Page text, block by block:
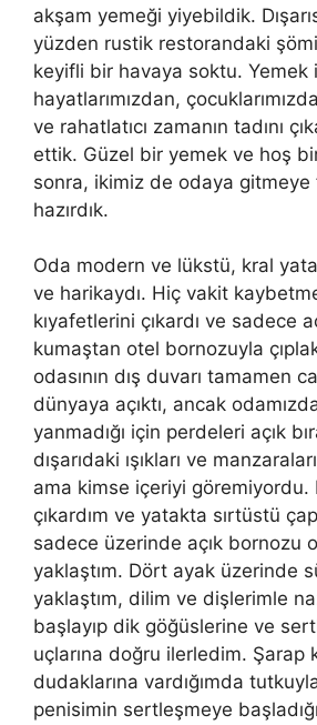
akşam yemeği yiyebildik.
yüzden rustik restorandaki
keyifli bir havaya soktu. Yemek
hayatlarımızdan,
ve rahatlatıcı zamanın tadını
ettik. Güzel bir yemek ve hoş
sonra, ikimiz de odaya gitmeye
hazırdık.
Oda modern ve lükstü, kral
ve harikaydı. Hiç vakit
kıyafetlerini çıkardı ve sadece
kumaştan otel bornozuyla
odasının dış duvarı tamamen
dünyaya açıktı, ancak
yanmadığı için perdeleri açık
dışarıdaki ışıkları ve
ama kimse içeriyi göremiyordu.
çıkardım ve yatakta sırtüstü
sadece üzerinde açık bornozu
yaklaştım. Dört ayak üzerinde
yaklaştım, dilim ve dişlerimle
başlayıp dik göğüslerine ve
uçlarına doğru ilerledim. Şarap
dudaklarına vardığımda
penisimin sertleşmeye